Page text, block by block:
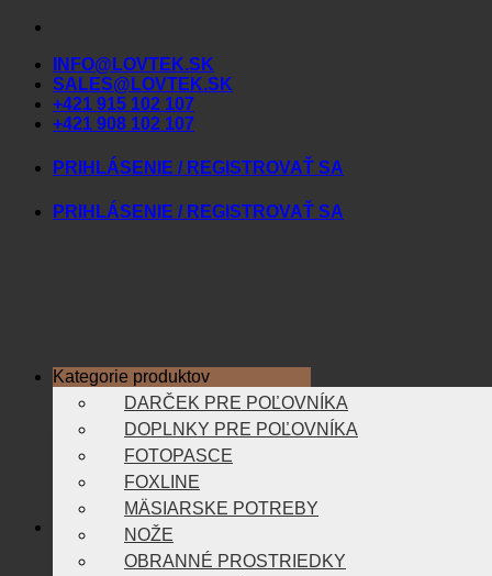
Skip
contentINFO@LOVTEK.SK
SALES@LOVTEK.SK
+421 915 102 107
+421 908 102 107
PRIHLÁSENIE / REGISTROVAŤ SA
PRIHLÁSENIE / REGISTROVAŤ SA
Kategorie produktov
DARČEK PRE POĽOVNÍKA
DOPLNKY PRE POĽOVNÍKA
FOTOPASCE
FOXLINE
MÄSIARSKE POTREBY
NOŽE
OBRANNÉ PROSTRIEDKY